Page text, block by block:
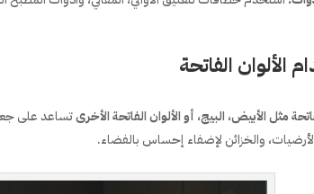
الألوان الفاتحة
مثل الأبيض، البيج، أو الألوان الفاتحة الأخرىتساعد على
والخزائن لإضفاء إحساس بالفضاء.